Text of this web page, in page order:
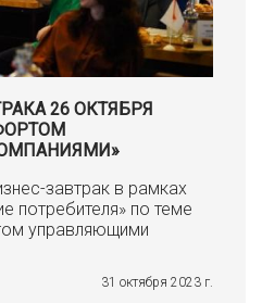
26 ОКТЯБРЯ
завтрак в рамках
потребителя» по теме
управляющими
31 октября 2023 г.